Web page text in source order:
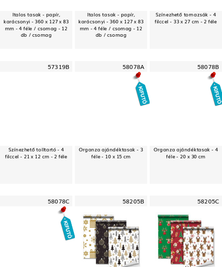
Italos tasak - papír,
karácsonyi - 360 x 127 x 83
mm - 4 féle / csomag - 12
db / csomag
Italos tasak - papír,
karácsonyi - 360 x 127 x 83
mm - 4 féle / csomag - 12
db / csomag
Színezhető tornazsák - 4
filccel - 33 x 27 cm - 2 féle
57319B
Színezhető tolltartó - 4
filccel - 21 x 12 cm - 2 féle
58078A
Organza ajándéktasak - 3
féle - 10 x 15 cm
58078B
Organza ajándéktasak - 4
féle - 20 x 30 cm
58078C 58205B 58205C